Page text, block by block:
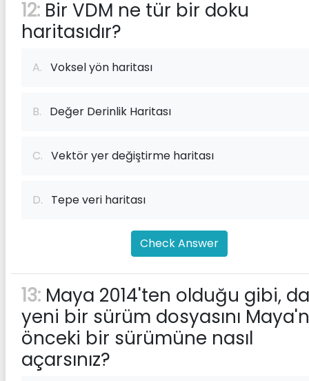
12: Bir VDM ne tür bir doku
haritasıdır?
A. Voksel yön haritası
B. Değer Derinlik Haritası
C. Vektör yer değiştirme haritası
D. Tepe veri haritası
Check Answer
13: Maya 2014'ten olduğu gibi,
yeni bir sürüm dosyasını
önceki bir sürümüne nasıl
açarsınız?